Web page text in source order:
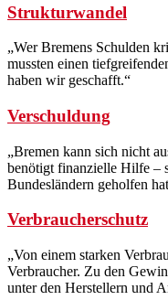
Strukturwandel
„Wer Bremens Schulden
mussten einen
haben wir geschafft.“
Verschuldung
„Bremen kann sich nicht
benötigt finanzielle Hilfe –
Bundesländern geholfen
Verbraucherschutz
„Von einem starken
Verbraucher. Zu den
unter den Herstellern und